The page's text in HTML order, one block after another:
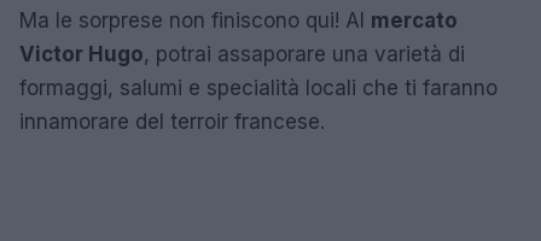
Ma le sorprese non finiscono qui! Al mercato
Victor Hugo, potrai assaporare una varietà di
formaggi, salumi e specialità locali che ti faranno
innamorare del terroir francese.